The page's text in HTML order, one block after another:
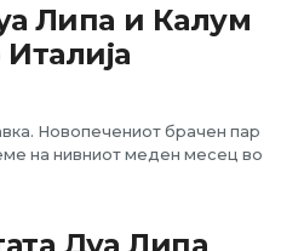
Липа и Калум
Новопечениот брачен пар
на нивниот меден месец во